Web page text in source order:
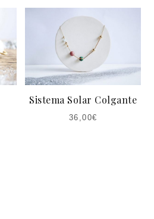
Sistema Solar Colgante
36,00€